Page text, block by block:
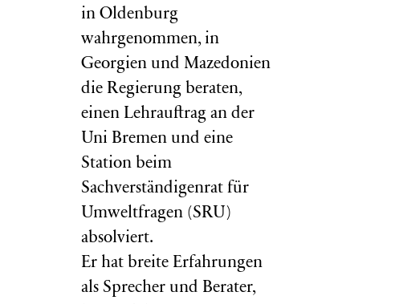
in Oldenburg
wahrgenommen, in
Georgien und Mazedonien
die Regierung beraten,
einen Lehrauftrag an der
Uni Bremen und eine
Station beim
Sachverständigenrat für
Umweltfragen (SRU)
absolviert.
Er hat breite Erfahrungen
als Sprecher und Berater,